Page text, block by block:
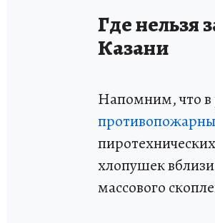
Где нельзя
Казани
Напомним, что в
хлопушек
массового